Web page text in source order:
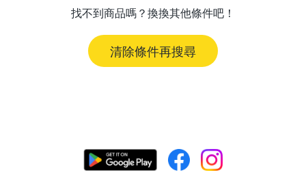
找不到商品嗎？換換其他條件吧！
清除條件再搜尋